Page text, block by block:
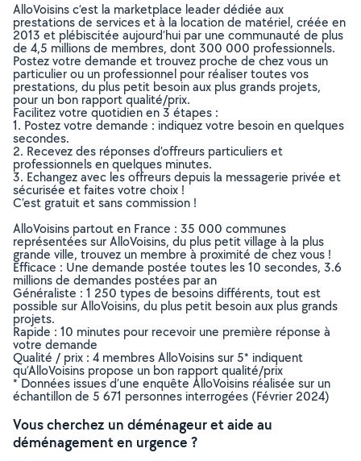
AlloVoisins c’est la marketplace leader dédiée aux
prestations de services et à la location de matériel, créée en
2013 et plébiscitée aujourd’hui par une communauté de plus
de 4,5 millions de membres, dont 300 000 professionnels.
Postez votre demande et trouvez proche de chez vous un
particulier ou un professionnel pour réaliser toutes vos
prestations, du plus petit besoin aux plus grands projets,
pour un bon rapport qualité/prix.
Facilitez votre quotidien en 3 étapes :
1. Postez votre demande : indiquez votre besoin en quelques
secondes.
2. Recevez des réponses d’offreurs particuliers et
professionnels en quelques minutes.
3. Echangez avec les offreurs depuis la messagerie privée et
sécurisée et faites votre choix !
C’est gratuit et sans commission !
AlloVoisins partout en France : 35 000 communes
représentées sur AlloVoisins, du plus petit village à la plus
grande ville, trouvez un membre à proximité de chez vous !
Efficace : Une demande postée toutes les 10 secondes, 3.6
millions de demandes postées par an
Généraliste : 1 250 types de besoins différents, tout est
possible sur AlloVoisins, du plus petit besoin aux plus grands
projets.
Rapide : 10 minutes pour recevoir une première réponse à
votre demande
Qualité / prix : 4 membres AlloVoisins sur 5* indiquent
qu’AlloVoisins propose un bon rapport qualité/prix
* Données issues d’une enquête AlloVoisins réalisée sur un
échantillon de 5 671 personnes interrogées (Février 2024)
Vous cherchez un déménageur et aide au
déménagement en urgence ?